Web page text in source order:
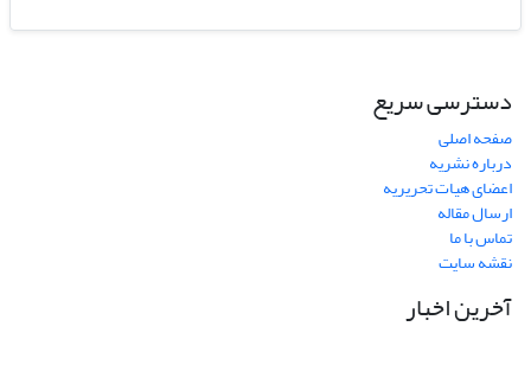
دسترسی سریع
صفحه اصلی
درباره نشریه
اعضای هیات تحریریه
ارسال مقاله
تماس با ما
نقشه سایت
آخرین اخبار